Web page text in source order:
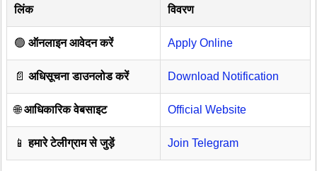
लिंक विवरण
🟢 ऑनलाइन आवेदन करें Apply Online
📄 अधिसूचना डाउनलोड करें Download Notification
🌐आधिकारिक वेबसाइट Official Website
📱हमारे टेलीग्राम से जुड़ें Join Telegram